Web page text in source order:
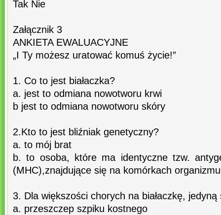
Tak Nie
Załącznik 3
ANKIETA EWALUACYJNE
„I Ty możesz uratować komuś życie!”
1. Co to jest białaczka?
a. jest to odmiana nowotworu krwi
b jest to odmiana nowotworu skóry
2.Kto to jest bliźniak genetyczny?
a. to mój brat
b. to osoba, które ma identyczne tzw.
(MHC),znajdujące się na komórkach
3. Dla większości chorych na białaczkę,
a. przeszczep szpiku kostnego